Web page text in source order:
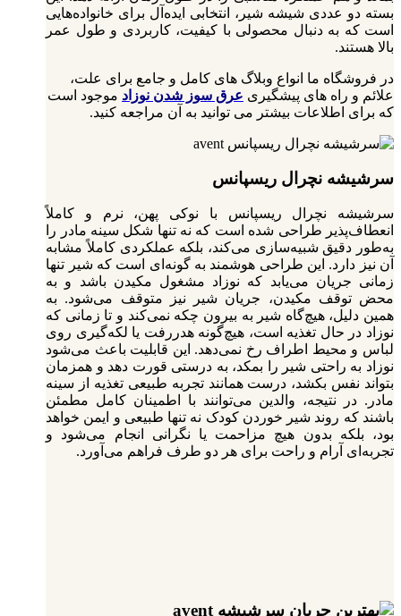
بسته دو عددی شیشه شیر، انتخابی ایده‌آل برای خانواده‌هایی
است که به دنبال محصولی با کیفیت، کاربردی و طول عمر
بالا هستند.
در فروشگاه ما انواع وبلاگ های کامل و جامع برای علت،
علائم و راه های پیشگیری عرق سوز شدن نوزاد موجود است
که برای اطلاعات بیشتر می توانید به آن مراجعه کنید.
سرشیشه نچرال ریسپانس
سرشیشه نچرال ریسپانس با نوکی پهن، نرم و کاملاً
انعطاف‌پذیر طراحی شده است که نه تنها شکل سینه مادر را
به‌طور دقیق شبیه‌سازی می‌کند، بلکه عملکردی کاملاً مشابه
آن نیز دارد. این طراحی هوشمند به گونه‌ای است که شیر تنها
زمانی جریان می‌یابد که نوزاد مشغول مکیدن باشد و به
محض توقف مکیدن، جریان شیر نیز متوقف می‌شود. به
همین دلیل، هیچ‌گاه شیر به بیرون چکه نمی‌کند و تا زمانی که
نوزاد در حال تغذیه است، هیچ‌گونه هدررفت یا لکه‌گیری روی
لباس و محیط اطراف رخ نمی‌دهد. این قابلیت باعث می‌شود
نوزاد به راحتی شیر را بمکد، به درستی قورت دهد و همزمان
بتواند نفس بکشد، درست همانند تجربه طبیعی تغذیه از سینه
مادر. در نتیجه، والدین می‌توانند با اطمینان کامل مطمئن
باشند که روند شیر خوردن کودک نه تنها طبیعی و ایمن خواهد
بود، بلکه بدون هیچ مزاحمت یا نگرانی انجام می‌شود و
تجربه‌ای آرام و راحت برای هر دو طرف فراهم می‌آورد.